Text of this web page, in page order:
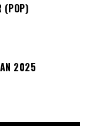
(POP)
2025